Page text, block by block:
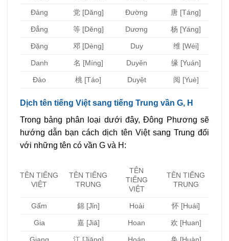
Đảng 党 [Dǎng] Đường 唐 [Táng]
Đẳng 等 [Děng] Dương 杨 [Yáng]
Đặng 邓 [Dèng] Duy 维 [Wéi]
Danh 名 [Míng] Duyên 缘 [Yuán]
Đào 桃 [Táo] Duyệt 阅 [Yuè]
Dịch tên tiếng Việt sang tiếng Trung vần G, H
Trong bảng phân loại dưới đây, Đông Phương sẽ
hướng dẫn bạn cách dịch tên Việt sang Trung đối
với những tên có vần G và H:
TÊN TIẾNG
VIỆT
TÊN TIẾNG
TRUNG
TÊN
TIẾNG
VIỆT
TÊN TIẾNG
TRUNG
Gấm 錦 [Jǐn] Hoài 怀 [Huái]
Gia 嘉 [Jiā] Hoan 欢 [Huan]
Giang 江 [Jiāng] Hoán 奂 [Huàn]